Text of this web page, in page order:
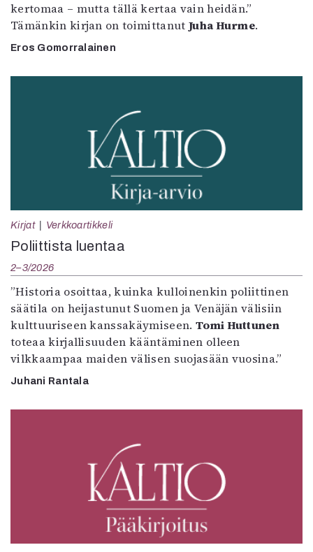
kertomaa – mutta tällä kertaa vain heidän.”
Tämänkin kirjan on toimittanut Juha Hurme.
Eros Gomorralainen
Kirjat Verkkoartikkeli
Poliittista luentaa
2–3/2026
”Historia osoittaa, kuinka kulloinenkin poliittinen
säätila on heijastunut Suomen ja Venäjän välisiin
kulttuuriseen kanssakäymiseen. Tomi Huttunen
toteaa kirjallisuuden kääntäminen olleen
vilkkaampaa maiden välisen suojasään vuosina.”
Juhani Rantala